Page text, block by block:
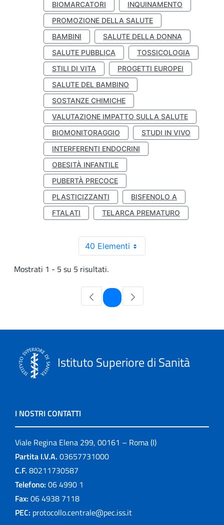
BIOMARCATORI
INQUINAMENTO
PROMOZIONE DELLA SALUTE
BAMBINI
SALUTE DELLA DONNA
SALUTE PUBBLICA
TOSSICOLOGIA
STILI DI VITA
PROGETTI EUROPEI
SALUTE DEL BAMBINO
SOSTANZE CHIMICHE
VALUTAZIONE IMPATTO SULLA SALUTE
BIOMONITORAGGIO
STUDI IN VIVO
INTERFERENTI ENDOCRINI
OBESITÀ INFANTILE
PUBERTÀ PRECOCE
PLASTICIZZANTI
BISFENOLO A
FTALATI
TELARCA PREMATURO
40 Elementi
Mostrati 1 - 5 su 5 risultati.
Pagina
Istituto Superiore di Sanità
I NOSTRI CONTATTI
Viale Regina Elena 299, 00161 – Roma (I)
Partita I.V.A. 03657731000
C.F. 80211730587
Telefono: 06 4990 1
Fax: 06 4938 7118
PEC: protocollo.centrale@pec.iss.it